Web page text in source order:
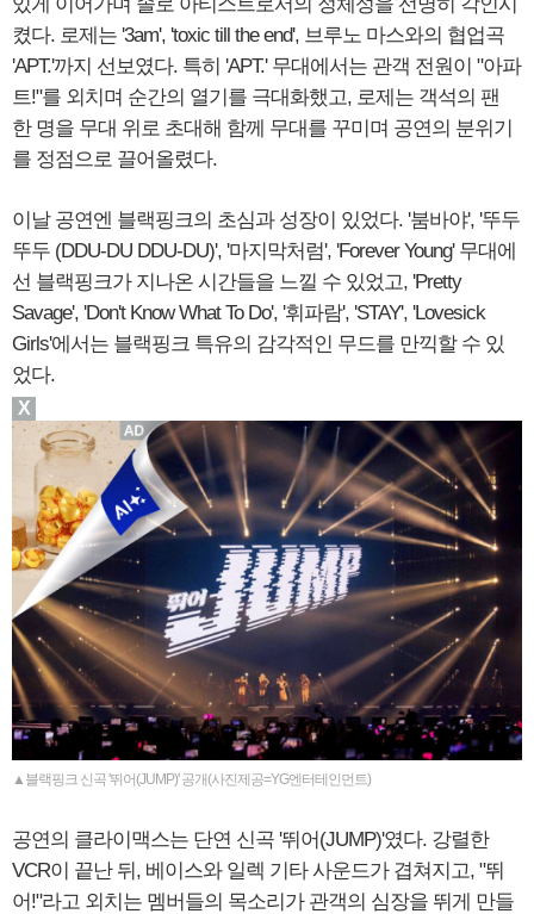
켰다. 로제는 '3am', 'toxic till the end', 브루노 마스와의 협업곡
'APT.'까지 선보였다. 특히 'APT.' 무대에서는 관객 전원이 "아파
트!"를 외치며 순간의 열기를 극대화했고, 로제는 객석의 팬
한 명을 무대 위로 초대해 함께 무대를 꾸미며 공연의 분위기
를 정점으로 끌어올렸다.
이날 공연엔 블랙핑크의 초심과 성장이 있었다. '붐바야', '뚜두
뚜두 (DDU-DU DDU-DU)', '마지막처럼', 'Forever Young' 무대에
선 블랙핑크가 지나온 시간들을 느낄 수 있었고, 'Pretty
Savage', 'Don't Know What To Do', '휘파람', 'STAY', 'Lovesick
Girls'에서는 블랙핑크 특유의 감각적인 무드를 만끽할 수 있
었다.
▲블랙핑크 신곡 '뛰어(JUMP)' 공개(사진제공=YG엔터테인먼트)
공연의 클라이맥스는 단연 신곡 '뛰어(JUMP)'였다. 강렬한
VCR이 끝난 뒤, 베이스와 일렉 기타 사운드가 겹쳐지고, "뛰
어!"라고 외치는 멤버들의 목소리가 관객의 심장을 뛰게 만들
X